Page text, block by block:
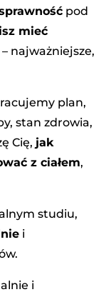
pod
mieć
– najważniejsze,
plan,
stan zdrowia,
Cię, jak
z ciałem,
studiu,
i
i